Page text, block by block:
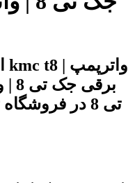
تی 8 در فروشگاه تخصصی آقای کی ام سی